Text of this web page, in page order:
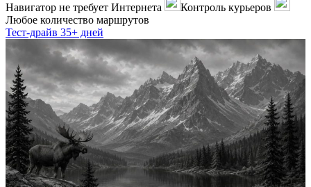
Навигатор не требует Интернета
Контроль курьеров
Любое количество маршрутов
Тест-драйв 35+ дней